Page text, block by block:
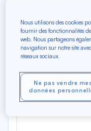
Précédent Aller
Nous utilisons des cookies
fournir des fonctionnalités
web. Nous partageons
navigation sur notre site
réseaux sociaux.
Ne pas vendre
données